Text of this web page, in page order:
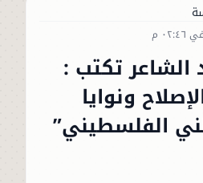
تكتب :
ونوايا
الفلسطيني”